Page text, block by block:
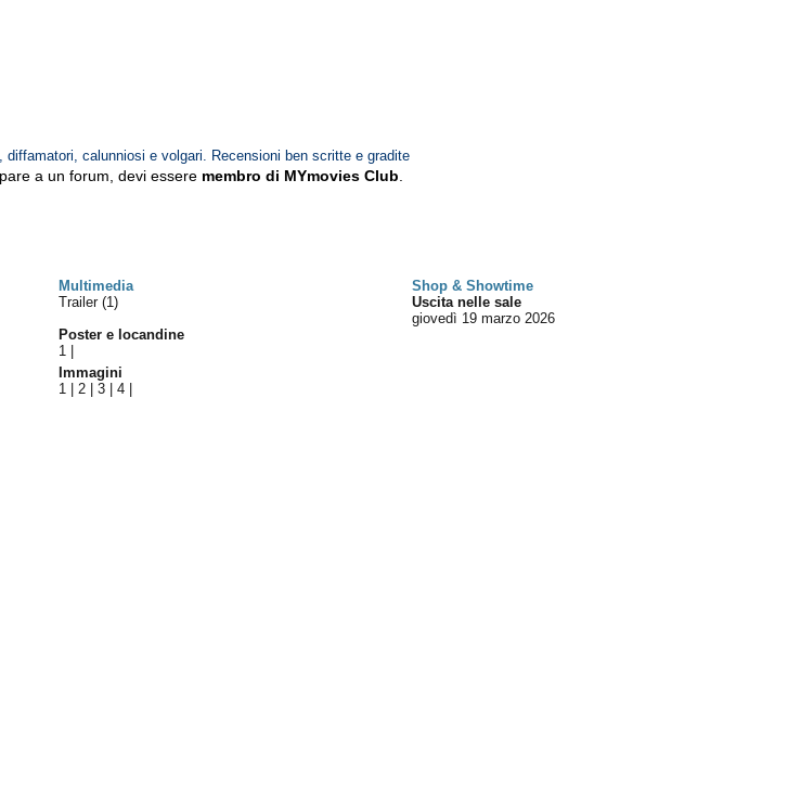
calunniosi e volgari. Recensioni ben scritte e gradite
a un forum, devi essere membro di MYmovies Club
Multimedia
Shop & Showtime
Trailer (1)
Poster e locandine
1
Immagini
1 |2 |3 |4
Uscita nelle sale
giovedì 19 marzo 2026